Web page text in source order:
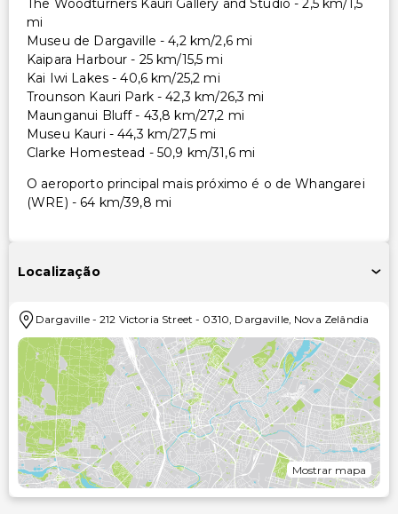
The Woodturners Kauri Gallery and Studio - 2,5 km/1,5
mi
Museu de Dargaville - 4,2 km/2,6 mi
Kaipara Harbour - 25 km/15,5 mi
Kai Iwi Lakes - 40,6 km/25,2 mi
Trounson Kauri Park - 42,3 km/26,3 mi
Maunganui Bluff - 43,8 km/27,2 mi
Museu Kauri - 44,3 km/27,5 mi
Clarke Homestead - 50,9 km/31,6 mi
O aeroporto principal mais próximo é o de Whangarei
(WRE) - 64 km/39,8 mi
Localização
Dargaville-212 Victoria Street - 0310 Dargaville, Nova Zelândia
Mostrar mapa